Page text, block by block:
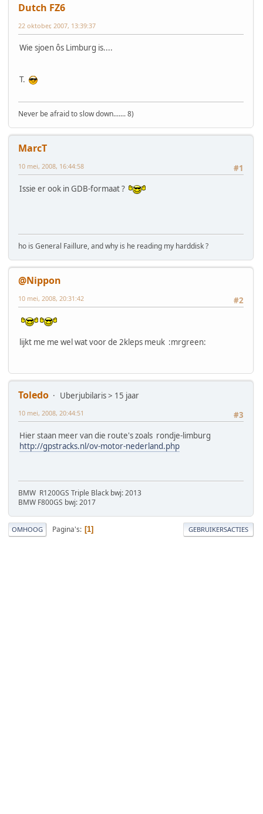
Dutch FZ6
22 oktober, 2007, 13:39:37
Wie sjoen ôs Limburg is....
T.
Never be afraid to slow down....... 8)
MarcT
#1
10 mei, 2008, 16:44:58
Issie er ook in GDB-formaat ?
ho is General Faillure, and why is he reading my harddisk ?
@Nippon
#2
10 mei, 2008, 20:31:42
lijkt me me wel wat voor de 2kleps meuk :mrgreen:
Toledo
Uberjubilaris > 15 jaar
#3
10 mei, 2008, 20:44:51
Hier staan meer van die route's zoals rondje-limburg
http://gpstracks.nl/ov-motor-nederland.php
BMW R1200GS Triple Black bwj: 2013
BMW F800GS bwj: 2017
OMHOOG Pagina's 1 GEBRUIKERSACTIES